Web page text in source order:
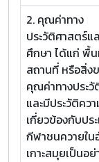
2. คุณค่าทาง
ประวัติศาสตร์แ
ศึกษา ได้แก่ พื้
สถานที่ หรือสิ่ง
คุณค่าทางประ
และมีประวัติคว
เกี่ยวข้องกับปร
กีฬาชนควายใน
เกาะสมุยเป็นอย่